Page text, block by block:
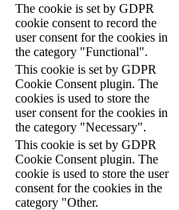
The cookie is set by GDPR
cookie consent to record the
user consent for the cookies in
the category "Functional".
This cookie is set by GDPR
Cookie Consent plugin. The
cookies is used to store the
user consent for the cookies in
the category "Necessary".
This cookie is set by GDPR
Cookie Consent plugin. The
cookie is used to store the user
consent for the cookies in the
category "Other.